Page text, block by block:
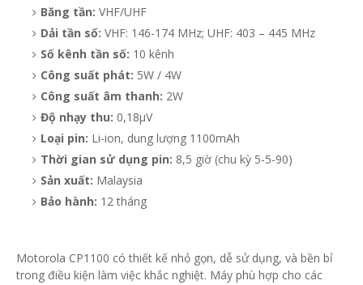
Băng tần: VHF/UHF
Dải tần số: VHF: 146-174 MHz; UHF: 403 – 445 MHz
Số kênh tần số: 10 kênh
Công suất phát: 5W / 4W
Công suất âm thanh: 2W
Độ nhạy thu: 0,18μV
Loại pin: Li-ion, dung lượng 1100mAh
Thời gian sử dụng pin: 8,5 giờ (chu kỳ 5-5-90)
Sản xuất: Malaysia
Bảo hành: 12 tháng
Motorola CP1100 có thiết kế nhỏ gọn, dễ sử dụng, và bền bỉ
trong điều kiện làm việc khắc nghiệt. Máy phù hợp cho các